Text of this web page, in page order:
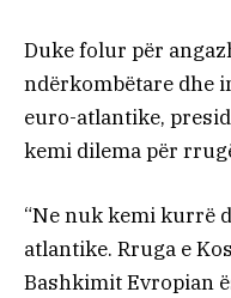
Duke folur për
ndërkombëtare dhe
euro-atlantike,
kemi dilema për
“Ne nuk kemi kurrë
atlantike. Rruga e
Bashkimit Evropian